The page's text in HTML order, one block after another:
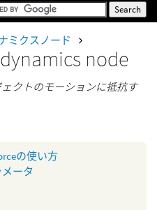
ミクスノード
dynamics node
クトのモーションに抵抗す
の使い方
ータ